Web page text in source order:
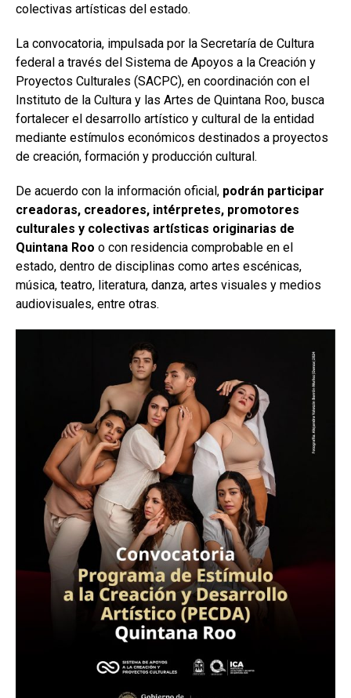
colectivas artísticas del estado.
La convocatoria, impulsada por la Secretaría de Cultura
federal a través del Sistema de Apoyos a la Creación y
Proyectos Culturales (SACPC), en coordinación con el
Instituto de la Cultura y las Artes de Quintana Roo, busca
fortalecer el desarrollo artístico y cultural de la entidad
mediante estímulos económicos destinados a proyectos
de creación, formación y producción cultural.
De acuerdo con la información oficial, podrán participar
creadoras, creadores, intérpretes, promotores
culturales y colectivas artísticas originarias de
Quintana Roo o con residencia comprobable en el
estado, dentro de disciplinas como artes escénicas,
música, teatro, literatura, danza, artes visuales y medios
audiovisuales, entre otras.